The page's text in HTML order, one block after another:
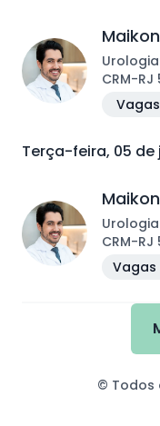
Urologia
CRM-RJ
Terça-feira, 05 de
Urologia
CRM-RJ
Vagas
© Todos